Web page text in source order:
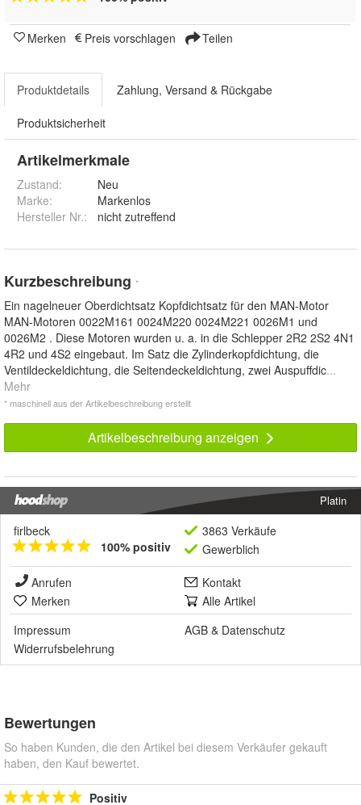
Merken Preis vorschlagen Teilen
Produktdetails Zahlung, Versand & Rückgabe
Produktsicherheit
Artikelmerkmale
Zustand:
Neu
Marke:
Markenlos
Hersteller Nr.:
nicht zutreffend
Kurzbeschreibung *
Ein nagelneuer Oberdichtsatz Kopfdichtsatz für den MAN-Motor
MAN-Motoren 0022M161 0024M220 0024M221 0026M1 und
0026M2 . Diese Motoren wurden u. a. in die Schlepper 2R2 2S2 4N1
4R2 und 4S2 eingebaut. Im Satz die Zylinderkopfdichtung, die
Ventildeckeldichtung, die Seitendeckeldichtung, zwei Auspuffdic...
Mehr
* maschinell aus der Artikelbeschreibung erstellt
Artikelbeschreibung anzeigen
Platin
firlbeck
100% positiv
3863 Verkäufe
Gewerblich
Anrufen
Kontakt
Merken
Alle Artikel
Impressum
AGB & Datenschutz
Widerrufsbelehrung
Bewertungen
So haben Kunden, die den Artikel bei diesem Verkäufer gekauft
haben, den Kauf bewertet.
Positiv